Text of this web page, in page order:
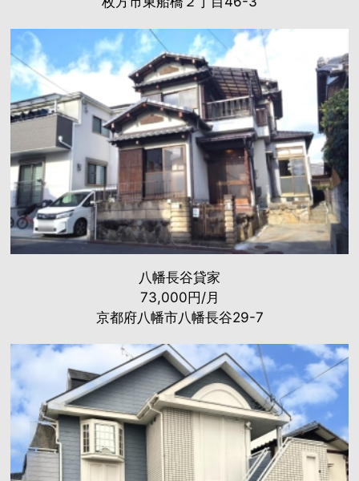
八幡長谷貸家
73,000円/月
京都府八幡市八幡長谷29-7